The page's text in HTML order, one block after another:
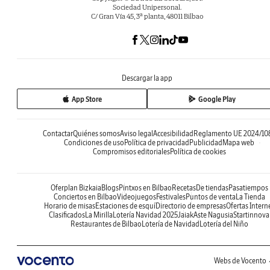
Sociedad Unipersonal.
C/ Gran Vía 45, 3ª planta, 48011 Bilbao
Descargar la app
App Store Google Play
ContactarQuiénes somosAviso legal Accesibilidad Reglamento UE 2024/
Condiciones de uso Política de privacidad Publicidad Mapa web
Compromisos editorialesPolítica de cookies
Oferplan Bizkaia BlogsPintxos en Bilbao RecetasDe tiendasPasatiempos
Conciertos en BilbaoVideojuegosFestivalesPuntos de venta La Tienda
Horario de misasEstaciones de esquíDirectorio de empresasOfertas
ClasificadosLa Mirilla Lotería Navidad 2025JaiakAste NagusiaStartinnova
Restaurantes de Bilbao Lotería de Navidad Lotería del Niño
Webs de Vocento